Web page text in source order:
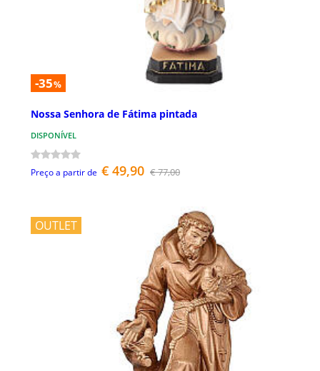
-35%
Nossa Senhora de Fátima pintada
DISPONÍVEL
Preço a partir de € 49,90 € 77,00
OUTLET